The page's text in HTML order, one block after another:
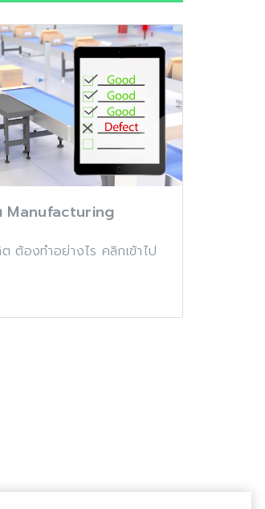
Manufacturing
ต้องทำอย่างไร คลิกเข้าไป